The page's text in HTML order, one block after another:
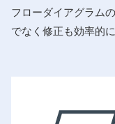
フローダイアグラム
でなく修正も効率的